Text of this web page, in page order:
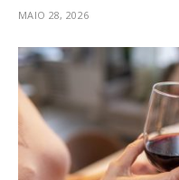
MAIO 28, 2026